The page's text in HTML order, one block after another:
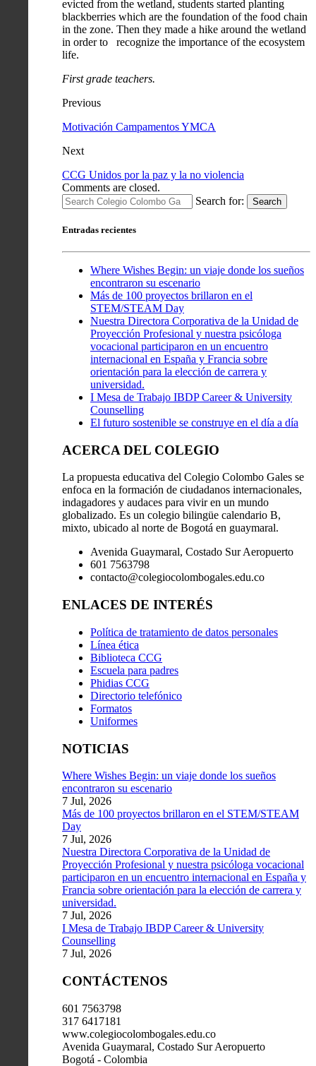
evicted from the wetland, students started planting
blackberries which are the foundation of the food chain
in the zone. Then they made a hike around the wetland
in order to recognize the importance of the ecosystem
life.
First grade teachers.
Previous
Motivación Campamentos YMCA
Next
CCG Unidos por la paz y la no violencia
Comments are closed.
Search for:
Search
Entradas recientes
Where Wishes Begin: un viaje donde los sueños
encontraron su escenario
Más de 100 proyectos brillaron en el
STEM/STEAM Day
Nuestra Directora Corporativa de la Unidad de
Proyección Profesional y nuestra psicóloga
vocacional participaron en un encuentro
internacional en España y Francia sobre
orientación para la elección de carrera y
universidad.
I Mesa de Trabajo IBDP Career & University
Counselling
El futuro sostenible se construye en el día a día
ACERCA DEL COLEGIO
La propuesta educativa del Colegio Colombo Gales se
enfoca en la formación de ciudadanos internacionales,
indagadores y audaces para vivir en un mundo
globalizado. Es un colegio bilingüe calendario B,
mixto, ubicado al norte de Bogotá en guaymaral.
Avenida Guaymaral, Costado Sur Aeropuerto
601 7563798
contacto@colegiocolombogales.edu.co
ENLACES DE INTERÉS
Política de tratamiento de datos personales
Línea ética
Biblioteca CCG
Escuela para padres
Phidias CCG
Directorio telefónico
Formatos
Uniformes
NOTICIAS
Where Wishes Begin: un viaje donde los sueños
encontraron su escenario
7 Jul, 2026
Más de 100 proyectos brillaron en el STEM/STEAM
Day
7 Jul, 2026
Nuestra Directora Corporativa de la Unidad de
Proyección Profesional y nuestra psicóloga vocacional
participaron en un encuentro internacional en España y
Francia sobre orientación para la elección de carrera y
universidad.
7 Jul, 2026
I Mesa de Trabajo IBDP Career & University
Counselling
7 Jul, 2026
CONTÁCTENOS
601 7563798
317 6417181
www.colegiocolombogales.edu.co
Avenida Guaymaral, Costado Sur Aeropuerto
Bogotá - Colombia